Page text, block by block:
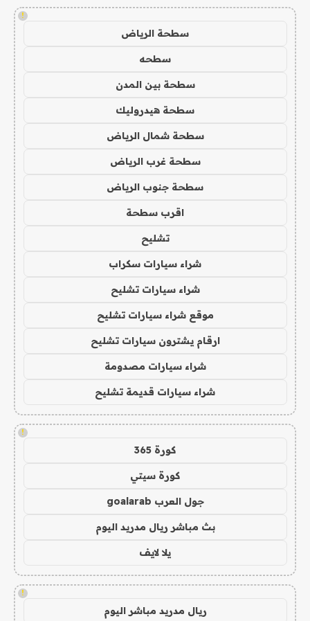
!
سطحة الرياض
سطحه
سطحة بين المدن
سطحة هيدروليك
سطحة شمال الرياض
سطحة غرب الرياض
سطحة جنوب الرياض
اقرب سطحة
تشليح
شراء سيارات سكراب
شراء سيارات تشليح
موقع شراء سيارات تشليح
ارقام يشترون سيارات تشليح
شراء سيارات مصدومة
شراء سيارات قديمة تشليح
!
كورة 365
كورة سيتي
جول العرب goalarab
بث مباشر ريال مدريد اليوم
يلا لايف
!
ريال مدريد مباشر اليوم